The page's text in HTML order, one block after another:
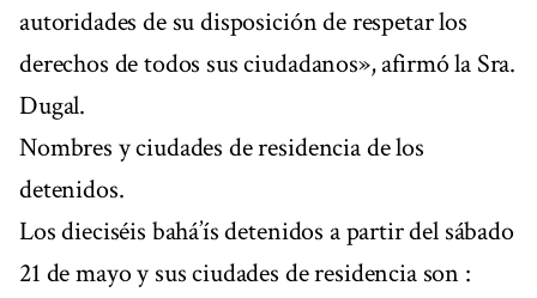
autoridades de su disposición de respetar los
derechos de todos sus ciudadanos», afirmó la Sra.
Dugal.
Nombres y ciudades de residencia de los
detenidos.
Los dieciséis bahá’ís detenidos a partir del sábado
21 de mayo y sus ciudades de residencia son :